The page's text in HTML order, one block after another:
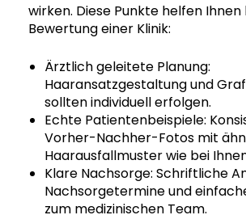
wirken. Diese Punkte helfen
Bewertung einer Klinik:
Ärztlich geleitete Planung:
Haaransatzgestaltung und
sollten individuell erfolgen.
Echte Patientenbeispiele:
Vorher-Nachher-Fotos mit
Haarausfallmuster wie bei
Klare Nachsorge: Schriftliche
Nachsorgetermine und
zum medizinischen Team.